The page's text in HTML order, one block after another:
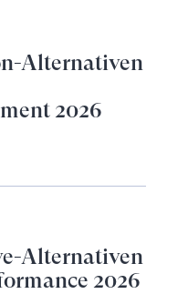
Alternativen
2026
Alternativen
2026